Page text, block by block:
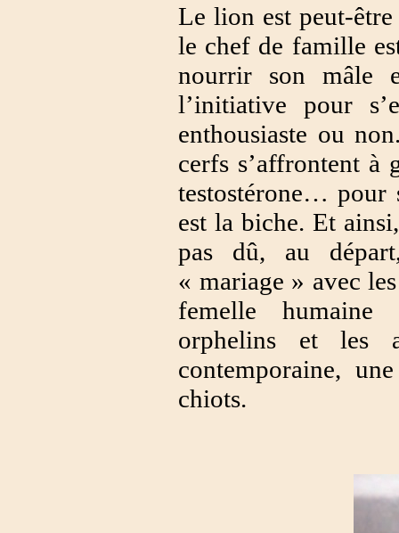
Le lion est peut-
le chef de famille
nourrir son mâle
l’initiative pour
enthousiaste ou
cerfs s’affrontent à
testostérone… pour
est la biche. Et
pas dû, au
« mariage » avec
femelle humaine
orphelins et les
contemporaine,
chiots.